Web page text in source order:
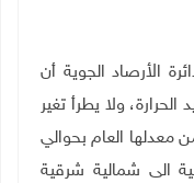
الأرصاد الجوية أن
ولا يطرأ تغير
معدلها العام بحوالي
الى شمالية شرقية